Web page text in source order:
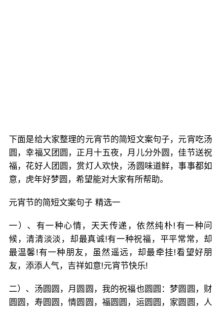
下面是给大家整理的元宵节的简短文案句子，元宵吃汤
圆，幸福又团圆，正月十五夜，月儿分外圆，佳节送祝
福，花好人团圆，赏灯人欢快，汤圆味道鲜，事事都如
意，虎年好梦圆，希望能对大家有所帮助。
元宵节的简短文案句子 精选一
一）、有一种心情，天天传递，依然纯朴!有一种问
候，清清淡淡，却最真诚!有一种祝福，平平常常，却
最温馨!有一种朋友，虽然遥远，却最牵挂!看望好朋
友，添添人气，吉祥如意!元宵节快乐!
二）、汤圆圆，月圆圆，我的祝福也圆圆：梦圆圆，财
圆圆，寿圆圆，情圆圆，福圆圆，运圆圆，家圆圆，人